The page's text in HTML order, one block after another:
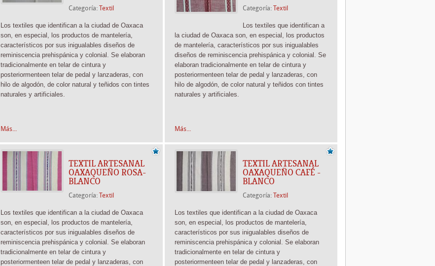
Categoría: Textil
Los textiles que identifican a la ciudad de Oaxaca
son, en especial, los productos de mantelería,
característicos por sus inigualables diseños de
reminiscencia prehispánica y colonial. Se elaboran
tradicionalmente en telar de cintura y
posteriormenteen telar de pedal y lanzaderas, con
hilo de algodón, de color natural y teñidos con tintes
naturales y artificiales.
Más...
Categoría:Textil
Los textiles que identifican a
la ciudad de Oaxaca son, en especial, los productos
de mantelería, característicos por sus inigualables
diseños de reminiscencia prehispánica y colonial. Se
elaboran tradicionalmenteen telar de cintura y
posteriormenteen telar de pedal y lanzaderas, con
hilo de algodón, de color natural y teñidos con tintes
naturales y artificiales.
Más...
TEXTIL ARTESANAL
OAXAQUEÑO ROSA-
BLANCO
Categoría: Textil
Los textiles que identifican a la ciudad de Oaxaca
son, en especial, los productos de mantelería,
característicos por sus inigualables diseños de
reminiscencia prehispánica y colonial. Se elaboran
tradicionalmente en telar de cintura y
posteriormenteen telar de pedal y lanzaderas, con
TEXTIL ARTESANAL
OAXAQUEÑO CAFÉ -
BLANCO
Categoría:Textil
Los textiles que identifican a la ciudad de Oaxaca
son, en especial, los productos de mantelería,
característicos por sus inigualables diseños de
reminiscencia prehispánica y colonial. Se elaboran
tradicionalmenteen telar de cintura y
posteriormenteen telar de pedal y lanzaderas, con